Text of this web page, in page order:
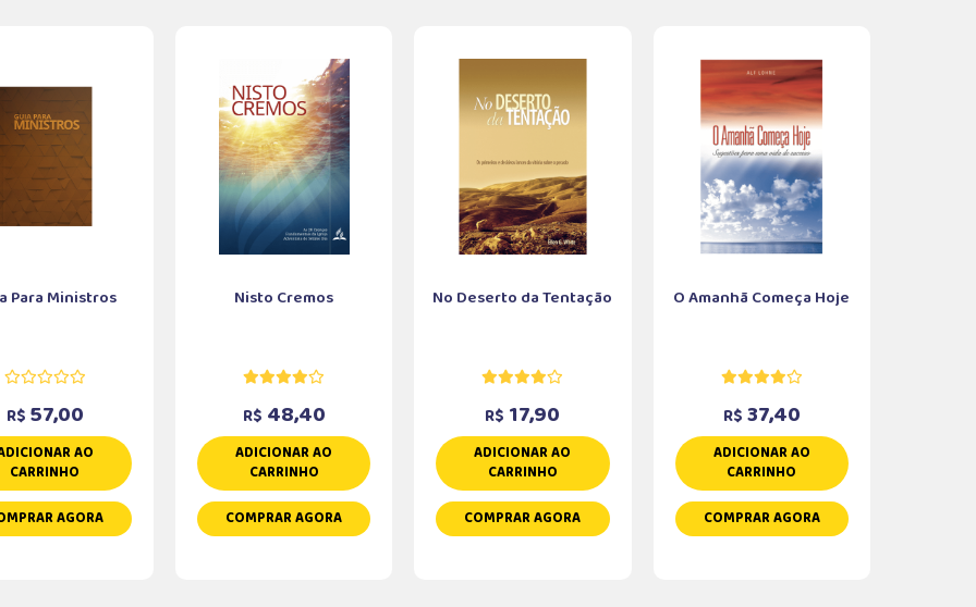
Para Ministros
R$ 57,00
AO
CARRINHO
AGORA
Nisto Cremos
R$ 48,40
ADICIONAR AO
CARRINHO
COMPRAR AGORA
No Deserto da Tentação
R$ 17,90
ADICIONAR AO
CARRINHO
COMPRAR AGORA
O Amanhã Começa Hoje
R$ 37,40
ADICIONAR AO
CARRINHO
COMPRAR AGORA